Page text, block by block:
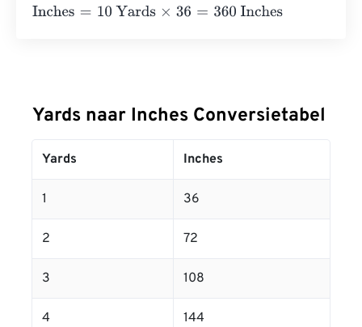
Inches= 10 Yards×36= 360 Inches
Yards naar Inches Conversietabel
Yards Inches
1 36
2 72
3 108
4 144